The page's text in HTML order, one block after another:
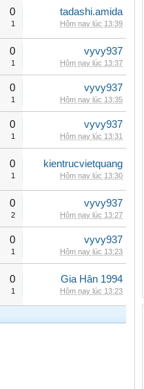
0
1
tadashi.amida
Hôm nay lúc 13:39
0
1
vyvy937
Hôm nay lúc 13:37
0
1
vyvy937
Hôm nay lúc 13:35
0
1
vyvy937
Hôm nay lúc 13:31
0
1
kientrucvietquang
Hôm nay lúc 13:30
0
2
vyvy937
Hôm nay lúc 13:27
0
1
vyvy937
Hôm nay lúc 13:23
0
1
Gia Hân 1994
Hôm nay lúc 13:23